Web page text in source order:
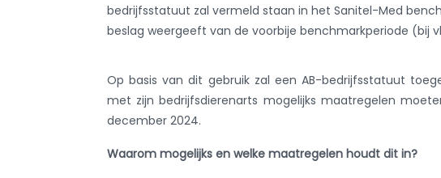
bedrijfsstatuut zal vermeld staan in het Sanitel-Med
beslag weergeeft van de voorbije benchmarkperiode (bij
Op basis van dit gebruik zal een AB-bedrijfsstatuut
met zijn bedrijfsdierenarts mogelijks maatregelen
december 2024.
Waarom mogelijks en welke maatregelen houdt dit in?